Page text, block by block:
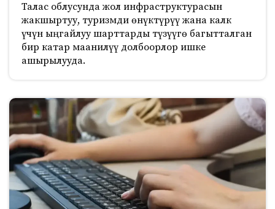
Талас облусунда жол инфраструктурасын
жакшыртуу, туризмди өнүктүрүү жана калк
үчүн ыңгайлуу шарттарды түзүүгө багытталган
бир катар маанилүү долбоорлор ишке
ашырылууда.